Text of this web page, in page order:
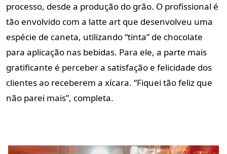
processo, desde a produção do grão. O profissional é
tão envolvido com a latte art que desenvolveu uma
espécie de caneta, utilizando “tinta” de chocolate
para aplicação nas bebidas. Para ele, a parte mais
gratificante é perceber a satisfação e felicidade dos
clientes ao receberem a xícara. “Fiquei tão feliz que
não parei mais”, completa.